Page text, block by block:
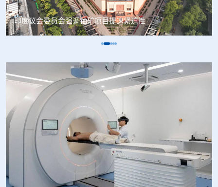
中核辐智正式设立 中国同辐持股90%打通核医疗全产业链